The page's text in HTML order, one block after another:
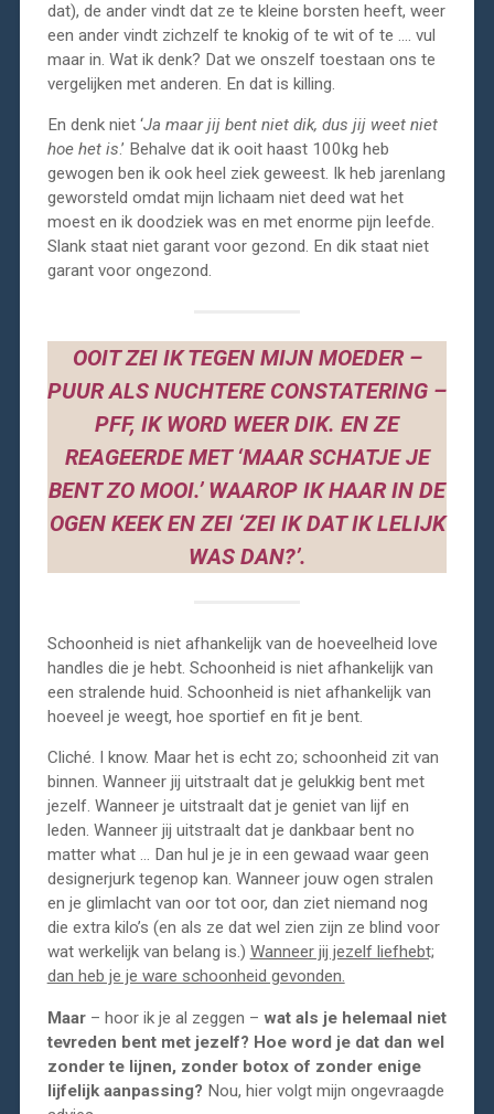
dat), de ander vindt dat ze te kleine borsten heeft, weer
een ander vindt zichzelf te knokig of te wit of te …. vul
maar in. Wat ik denk? Dat we onszelf toestaan ons te
vergelijken met anderen. En dat is killing.
En denk niet ‘Ja maar jij bent niet dik, dus jij weet niet
hoe het is.’ Behalve dat ik ooit haast 100kg heb
gewogen ben ik ook heel ziek geweest. Ik heb jarenlang
geworsteld omdat mijn lichaam niet deed wat het
moest en ik doodziek was en met enorme pijn leefde.
Slank staat niet garant voor gezond. En dik staat niet
garant voor ongezond.
OOIT ZEI IK TEGEN MIJN MOEDER –
PUUR ALS NUCHTERE CONSTATERING –
PFF, IK WORD WEER DIK. EN ZE
REAGEERDE MET ‘MAAR SCHATJE JE
BENT ZO MOOI.’ WAAROP IK HAAR IN DE
OGEN KEEK EN ZEI ‘ZEI IK DAT IK LELIJK
WAS DAN?’.
Schoonheid is niet afhankelijk van de hoeveelheid love
handles die je hebt. Schoonheid is niet afhankelijk van
een stralende huid. Schoonheid is niet afhankelijk van
hoeveel je weegt, hoe sportief en fit je bent.
Cliché. I know. Maar het is echt zo; schoonheid zit van
binnen. Wanneer jij uitstraalt dat je gelukkig bent met
jezelf. Wanneer je uitstraalt dat je geniet van lijf en
leden. Wanneer jij uitstraalt dat je dankbaar bent no
matter what … Dan hul je je in een gewaad waar geen
designerjurk tegenop kan. Wanneer jouw ogen stralen
en je glimlacht van oor tot oor, dan ziet niemand nog
die extra kilo’s (en als ze dat wel zien zijn ze blind voor
wat werkelijk van belang is.) Wanneer jij jezelf liefhebt;
dan heb je je ware schoonheid gevonden.
Maar– hoor ik je al zeggen – wat als je helemaal niet
tevreden bent met jezelf? Hoe word je dat dan wel
zonder te lijnen, zonder botox of zonder enige
lijfelijk aanpassing? Nou, hier volgt mijn ongevraagde